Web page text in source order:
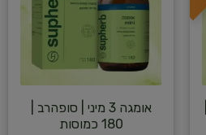
אומגה 3 מיני | סופהרב |
180 כמוסות